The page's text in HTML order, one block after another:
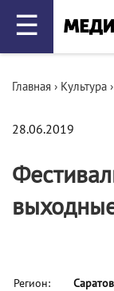
☰
Главная › Культура ›
28.06.2019
Регион: